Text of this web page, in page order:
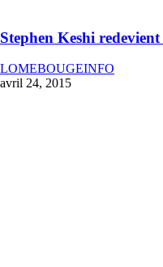
Stephen Keshi
LOMEBOUGEINFO
avril 24, 2015